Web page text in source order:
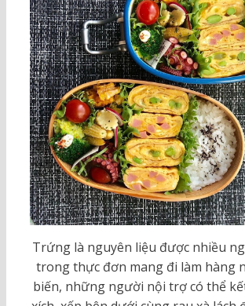
Trứng là nguyên liệu được nhiều
trong thực đơn mang đi làm hàng
biến, những người nội trợ có thể